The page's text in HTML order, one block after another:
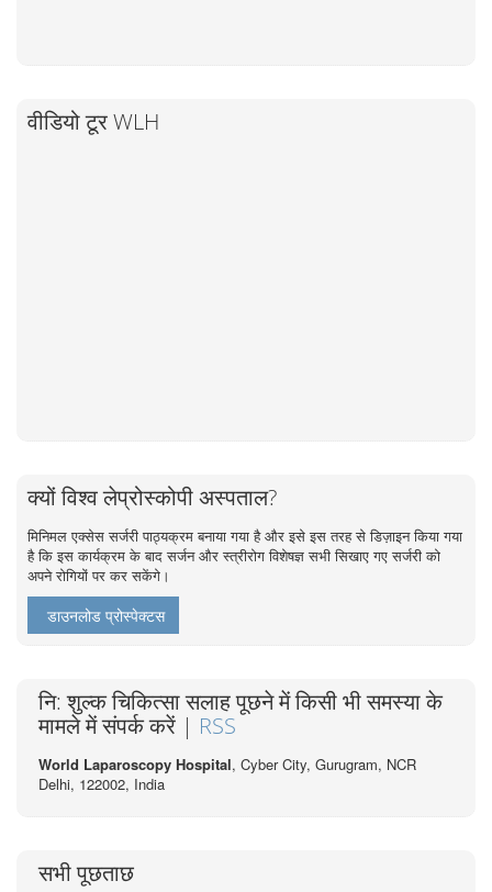
वीडियो टूर WLH
क्यों विश्व लेप्रोस्कोपी अस्पताल?
मिनिमल एक्सेस सर्जरी पाठ्यक्रम बनाया गया है और इसे इस तरह से डिज़ाइन किया गया
है कि इस कार्यक्रम के बाद सर्जन और स्त्रीरोग विशेषज्ञ सभी सिखाए गए सर्जरी को
अपने रोगियों पर कर सकेंगे।
डाउनलोड प्रोस्पेक्टस
नि: शुल्क चिकित्सा सलाह पूछने में किसी भी समस्या के
मामले में संपर्क करें | RSS
World Laparoscopy Hospital, Cyber City, Gurugram, NCR
Delhi, 122002, India
सभी पूछताछ